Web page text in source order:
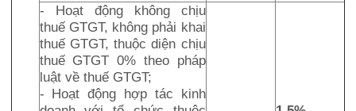
- Hoạt động không chịu
thuế GTGT, không phải khai
thuế GTGT, thuộc diện chịu
thuế GTGT 0% theo pháp
luật về thuế GTGT;
- Hoạt động hợp tác kinh